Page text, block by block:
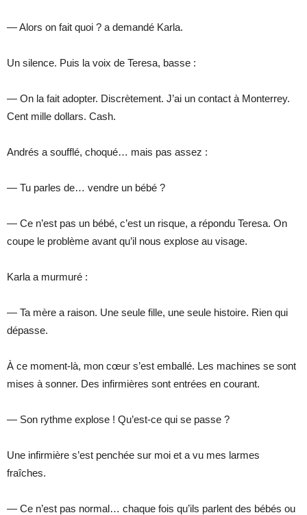
— Alors on fait quoi ? a demandé Karla.
Un silence. Puis la voix de Teresa, basse :
— On la fait adopter. Discrètement. J’ai un contact à Monterrey.
Cent mille dollars. Cash.
Andrés a soufflé, choqué… mais pas assez :
— Tu parles de… vendre un bébé ?
— Ce n’est pas un bébé, c’est un risque, a répondu Teresa. On
coupe le problème avant qu’il nous explose au visage.
Karla a murmuré :
— Ta mère a raison. Une seule fille, une seule histoire. Rien qui
dépasse.
À ce moment-là, mon cœur s’est emballé. Les machines se sont
mises à sonner. Des infirmières sont entrées en courant.
— Son rythme explose ! Qu’est-ce qui se passe ?
Une infirmière s’est penchée sur moi et a vu mes larmes
fraîches.
— Ce n’est pas normal… chaque fois qu’ils parlent des bébés ou